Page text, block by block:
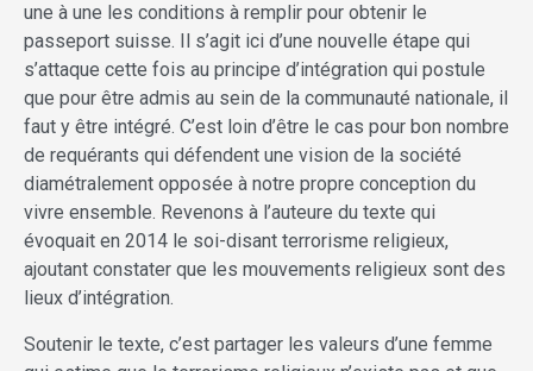
une à une les conditions à remplir pour obtenir le
passeport suisse. Il s’agit ici d’une nouvelle étape qui
s’attaque cette fois au principe d’intégration qui postule
que pour être admis au sein de la communauté nationale, il
faut y être intégré. C’est loin d’être le cas pour bon nombre
de requérants qui défendent une vision de la société
diamétralement opposée à notre propre conception du
vivre ensemble. Revenons à l’auteure du texte qui
évoquait en 2014 le soi-disant terrorisme religieux,
ajoutant constater que les mouvements religieux sont des
lieux d’intégration.
Soutenir le texte, c’est partager les valeurs d’une femme